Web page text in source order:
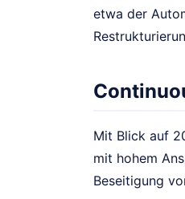
etwa der
Mit Blick auf
mit hohem
Beseitigung